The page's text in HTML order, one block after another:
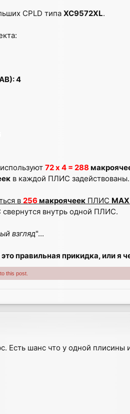
CPLD типа XC9572XL.
4
используют 72 х 4 = 288
в каждой ПЛИС задействованы.
в 256 макроячеек ПЛИС
внутрь одной ПЛИС.
взгляд"...
это правильная прикидка, или я
this post.
Есть шанс что у одной